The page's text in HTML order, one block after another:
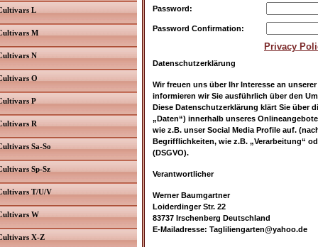
L
M
N
O
P
R
Sa-So
Sp-Sz
T/U/V
W
X-Z
Password:
Password Confirmation:
Privacy
Datenschutzerklärung
Wir freuen uns über Ihr Interesse an
informieren wir Sie ausführlich über den
Diese Datenschutzerklärung klärt Sie über
„Daten“) innerhalb unseres
wie z.B. unser Social Media Profile auf.
Begrifflichkeiten, wie z.B. „Verarbeitung“
(DSGVO).
Verantwortlicher
Werner Baumgartner
Loiderdinger Str. 22
83737 Irschenberg Deutschland
E-Mailadresse: Tagliliengarten@yahoo.de